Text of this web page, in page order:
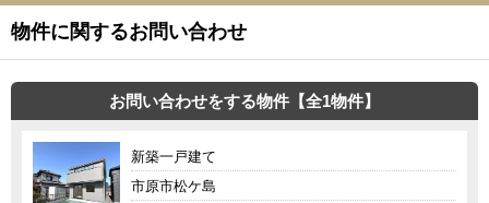
物件に関するお問い合わせ
お問い合わせをする物件【全1物件】
新築一戸建て
市原市松ケ島